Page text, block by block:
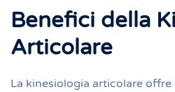
Benefici della
Articolare
La kinesiologia articolare offre